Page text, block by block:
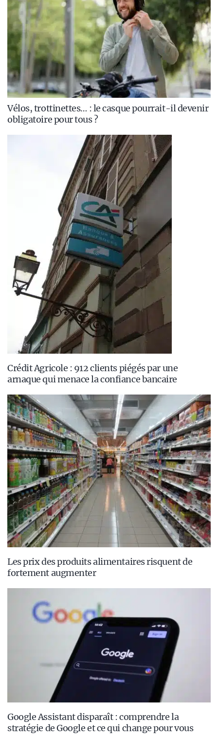
Vélos, trottinettes… : le casque pourrait-il devenir
obligatoire pour tous ?
Crédit Agricole : 912 clients piégés par une
arnaque qui menace la confiance bancaire
Les prix des produits alimentaires risquent de
fortement augmenter
Google Assistant disparaît : comprendre la
stratégie de Google et ce qui change pour vous